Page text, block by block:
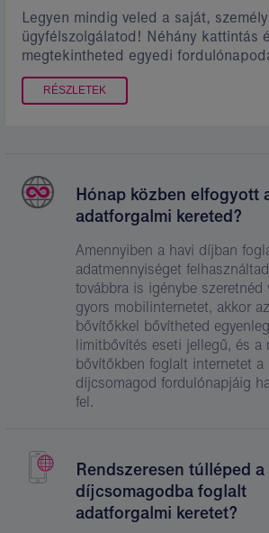
Legyen mindig veled a saját,
ügyfélszolgálatod! Néhány kattintás
megtekintheted egyedi
RÉSZLETEK
Hónap közben elfogyott
adatforgalmi kereted?
Amennyiben a havi díjban
adatmennyiséget
továbbra is igénybe szeretnéd
gyors mobilinternetet, akkor
bővítőkkel bővítheted
limitbővítés eseti jellegű, és a
bővítőkben foglalt internetet a
díjcsomagod fordulónapjáig
fel.
Rendszeresen túlléped a
díjcsomagodba foglalt
adatforgalmi keretet?